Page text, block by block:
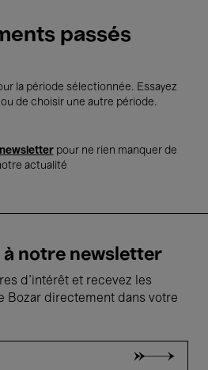
passés
la période sélectionnée. Essayez
de choisir une autre période.
pour ne rien manquer de
actualité
notre newsletter
d'intérêt et recevez les
Bozar directement dans votre